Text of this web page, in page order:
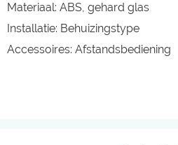
Materiaal: ABS, gehard glas
Installatie: Behuizingstype
Accessoires: Afstandsbediening